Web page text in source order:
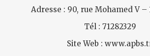
Adresse : 90, rue Mohamed V –
Tél : 71282329
Site Web :